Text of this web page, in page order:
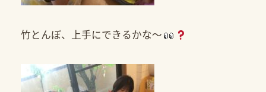
竹とんぼ、上手にできるかな～